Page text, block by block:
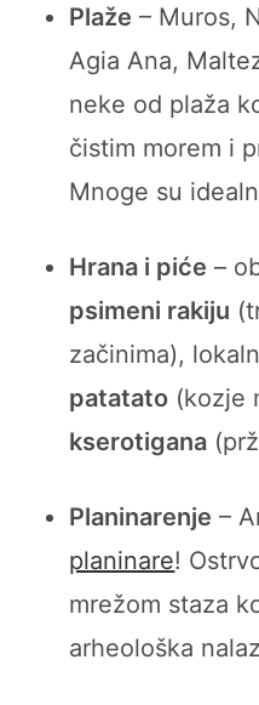
Plaže – Muros,
Agia Ana,
neke od plaža
čistim morem i
Mnoge su
Hrana i piće –
psimeni rakiju
začinima),
patatato (kozje
kserotigana
Planinarenje –
planinare!
mrežom staza
arheološka